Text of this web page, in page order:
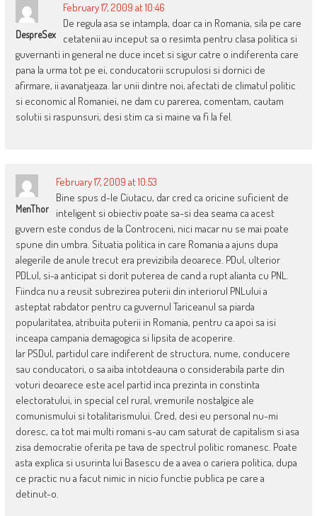
DespreSex
February 17, 2009 at 10:46
De regula asa se intampla, doar ca in Romania, sila pe care
cetatenii au inceput sa o resimta pentru clasa politica si
guvernanti in general ne duce incet si sigur catre o indiferenta care
pana la urma tot pe ei, conducatorii scrupulosi si dornici de
afirmare, ii avanatjeaza. Iar unii dintre noi, afectati de climatul politic
si economic al Romaniei, ne dam cu parerea, comentam, cautam
solutii si raspunsuri, desi stim ca si maine va fi la fel.
MenThor
February 17, 2009 at 10:53
Bine spus d-le Ciutacu, dar cred ca oricine suficient de
inteligent si obiectiv poate sa-si dea seama ca acest
guvern este condus de la Controceni, nici macar nu se mai poate
spune din umbra. Situatia politica in care Romania a ajuns dupa
alegerile de anule trecut era previzibila deoarece. PDul, ulterior
PDLul, si-a anticipat si dorit puterea de cand a rupt alianta cu PNL.
Fiindca nu a reusit subrezirea puterii din interiorul PNLului a
asteptat rabdator pentru ca guvernul Tariceanul sa piarda
popularitatea, atribuita puterii in Romania, pentru ca apoi sa isi
inceapa campania demagogica si lipsita de acoperire.
Iar PSDul, partidul care indiferent de structura, nume, conducere
sau conducatori, o sa aiba intotdeauna o considerabila parte din
voturi deoarece este acel partid inca prezinta in constinta
electoratului, in special cel rural, vremurile nostalgice ale
comunismului si totalitarismului. Cred, desi eu personal nu-mi
doresc, ca tot mai multi romani s-au cam saturat de capitalism si asa
zisa democratie oferita pe tava de spectrul politic romanesc. Poate
asta explica si usurinta lui Basescu de a avea o cariera politica, dupa
ce practic nu a facut nimic in nicio functie publica pe care a
detinut-o.